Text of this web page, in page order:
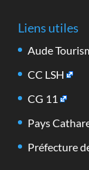
Liens utiles
Aude
CC LSH
CG 11
Pays
Préfecture